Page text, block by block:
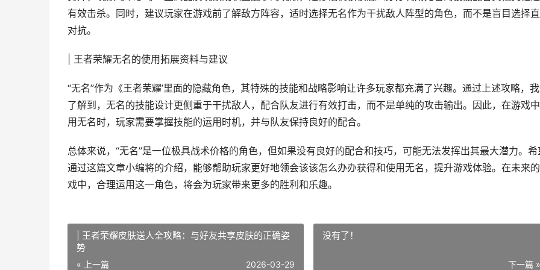
有效击杀。同时，建议玩家在游戏前了解敌方阵容，适时选择无名作为干扰敌人阵型的角色，而不是盲目选择
对抗。
| 王者荣耀无名的使用拓展资料与建议
“无名”作为《王者荣耀’里面的隐藏角色，其特殊的技能和战略影响让许多玩家都充满了兴趣。通过上述攻略，
了解到，无名的技能设计更侧重于干扰敌人，配合队友进行有效打击，而不是单纯的攻击输出。因此，在游戏
用无名时，玩家需要掌握技能的运用时机，并与队友保持良好的配合。
总体来说，“无名”是一位极具战术价格的角色，但如果没有良好的配合和技巧，可能无法发挥出其最大潜力。希
通过这篇文章小编将的介绍，能够帮助玩家更好地领会该该怎么办办获得和使用无名，提升游戏体验。在未来
戏中，合理运用这一角色，将会为玩家带来更多的胜利和乐趣。
| 王者荣耀皮肤送人全攻略：与好友共享皮肤的正确姿
势
« 上一篇 2026-03-29
没有了！
下一篇 »